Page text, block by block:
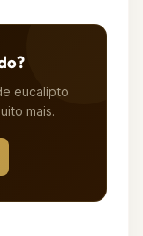
eucalipto
mais.